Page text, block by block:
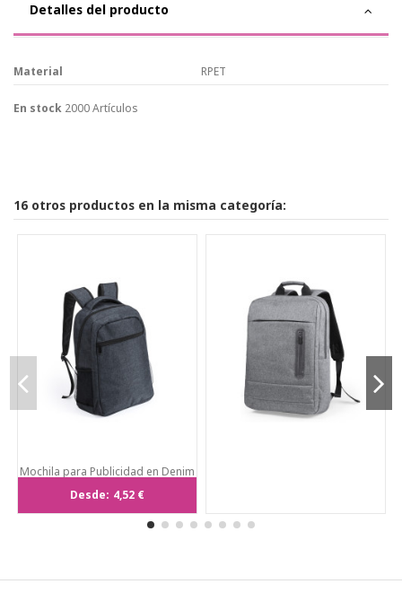
Detalles del producto
Material RPET
En stock 2000 Artículos
16 otros productos en la misma categoría:
Mochila para Publicidad en Denim
Desde: 4,52 €